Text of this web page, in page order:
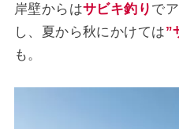
岸壁からはサビキ釣り で
し、夏から秋にかけては”
も。